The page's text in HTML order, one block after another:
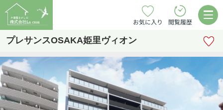
お気に入り 閲覧履歴
プレサンスOSAKA姫里ヴィオン